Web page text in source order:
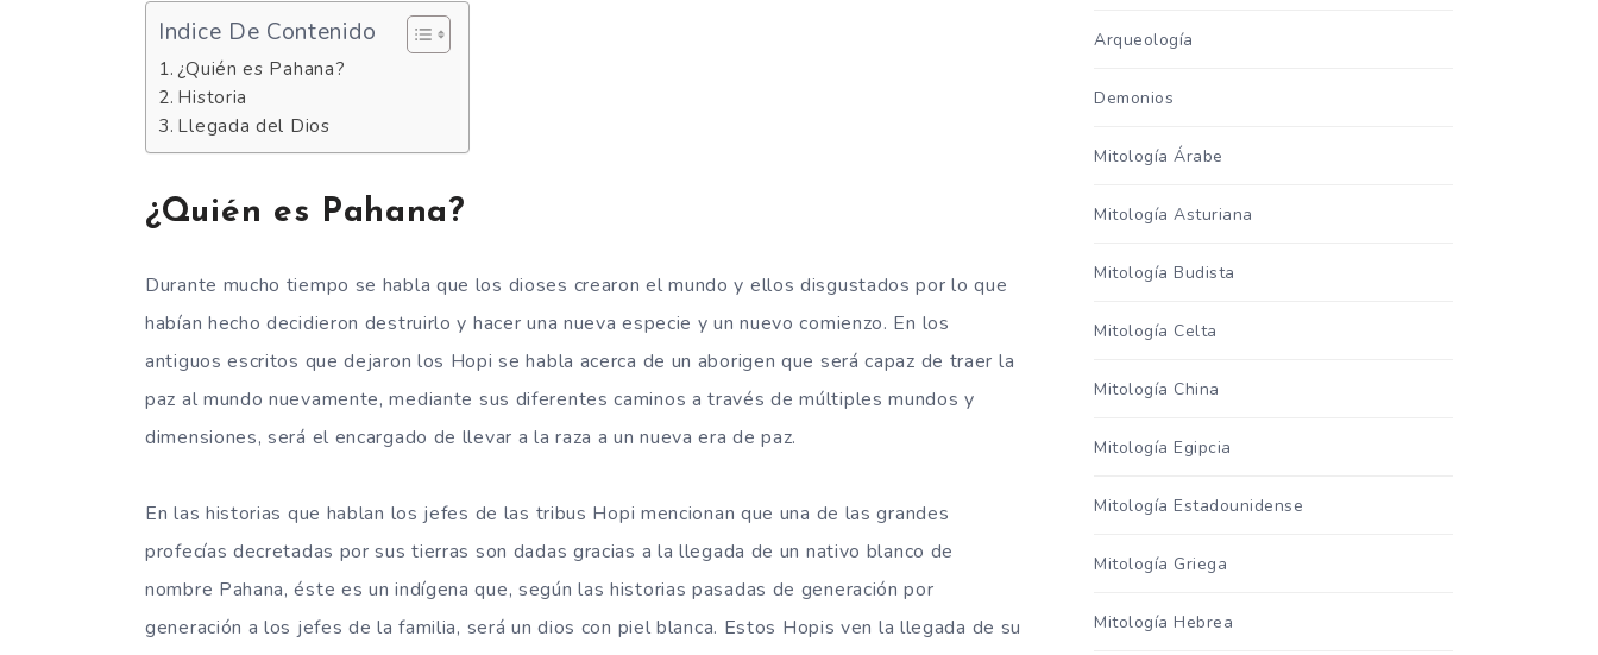
Indice De Contenido
¿Quién es Pahana?
Historia
Llegada del Dios
¿Quién es Pahana?
Durante mucho tiempo se habla que los dioses crearon el mundo y ellos disgustados por lo que
habían hecho decidieron destruirlo y hacer una nueva especie y un nuevo comienzo. En los
antiguos escritos que dejaron los Hopi se habla acerca de un aborigen que será capaz de traer la
paz al mundo nuevamente, mediante sus diferentes caminos a través de múltiples mundos y
dimensiones, será el encargado de llevar a la raza a un nueva era de paz.
En las historias que hablan los jefes de las tribus Hopi mencionan que una de las grandes
profecías decretadas por sus tierras son dadas gracias a la llegada de un nativo blanco de
nombre Pahana, éste es un indígena que, según las historias pasadas de generación por
generación a los jefes de la familia, será un dios con piel blanca. Estos Hopis ven la llegada de su
Arqueología
Demonios
Mitología Árabe
Mitología Asturiana
Mitología Budista
Mitología Celta
Mitología China
Mitología Egipcia
Mitología Estadounidense
Mitología Griega
Mitología Hebrea